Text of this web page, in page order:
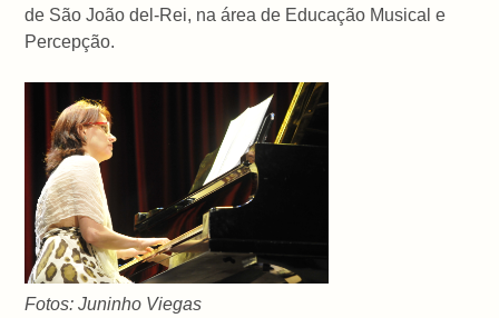
de São João del-Rei, na área de Educação Musical e
Percepção.
Fotos: Juninho Viegas